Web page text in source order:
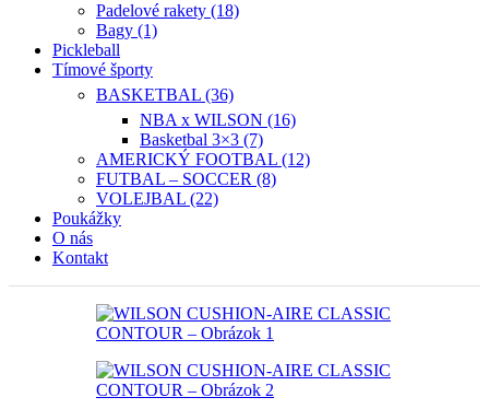
Padelové rakety (18)
Bagy (1)
Pickleball
Tímové športy
BASKETBAL (36)
NBA x WILSON (16)
Basketbal 3×3 (7)
AMERICKÝ FOOTBAL (12)
FUTBAL – SOCCER (8)
VOLEJBAL (22)
Poukážky
O nás
Kontakt